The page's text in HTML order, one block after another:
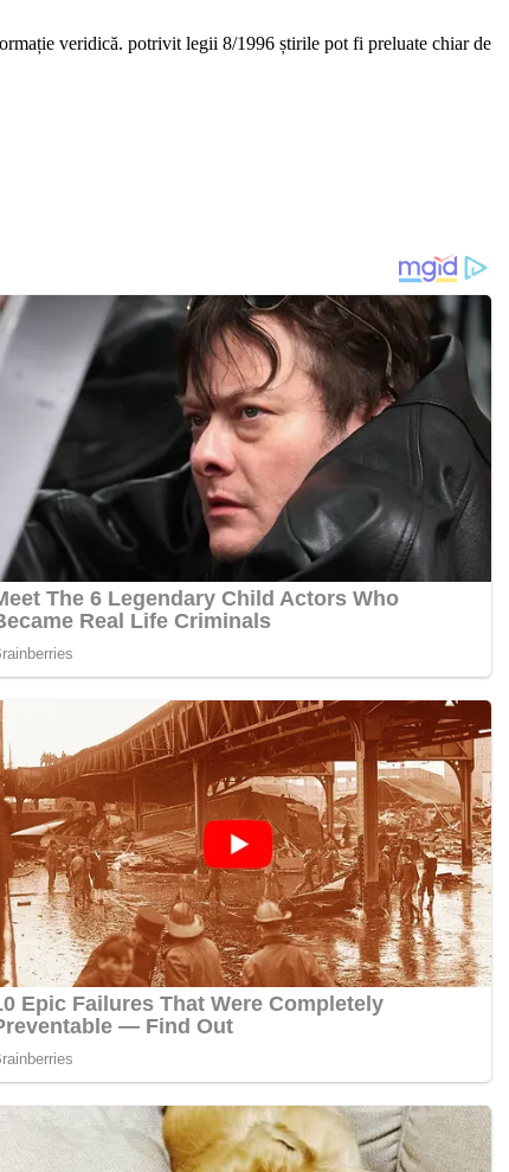
veridică. potrivit legii 8/1996 știrile pot fi preluate chiar de